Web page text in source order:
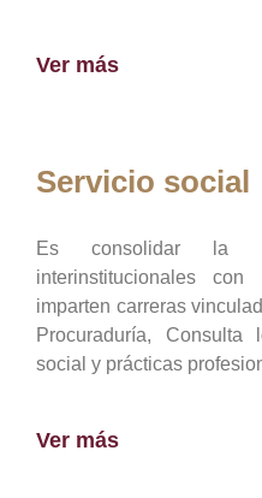
Ver más
Servicio social
Es consolidar la
interinstitucionales
imparten carreras
Procuraduría,
social y prácticas
Ver más